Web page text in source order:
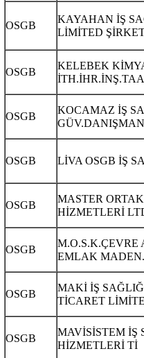
OSGB
KAYAHAN İŞ
LİMİTED
OSGB
KELEBEK
OSGB
KOCAMAZ İŞ
OSGB LİVA OSGB İŞ
OSGB
MASTER
HİZMETLERİ
OSGB
M.O.S.K.ÇEVRE
EMLAK
OSGB
MAKİ İŞ
TİCARET
OSGB
MAVİSİSTEM İŞ
HİZMETLERİ Tİ